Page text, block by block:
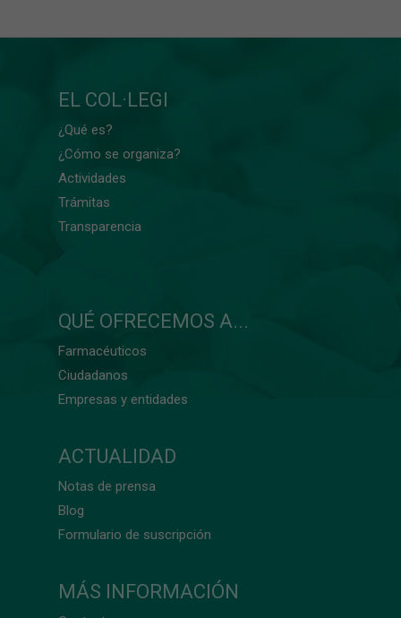
EL COL·LEGI
¿Qué es?
¿Cómo se organiza?
Actividades
Trámitas
Transparencia
QUÉ OFRECEMOS A...
Farmacéuticos
Ciudadanos
Empresas y entidades
ACTUALIDAD
Notas de prensa
Blog
Formulario de suscripción
MÁS INFORMACIÓN